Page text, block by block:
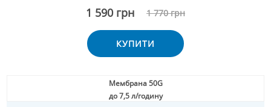
1 590 грн 1 770 грн
КУПИТИ
Мембрана 50G
до 7,5 л/годину